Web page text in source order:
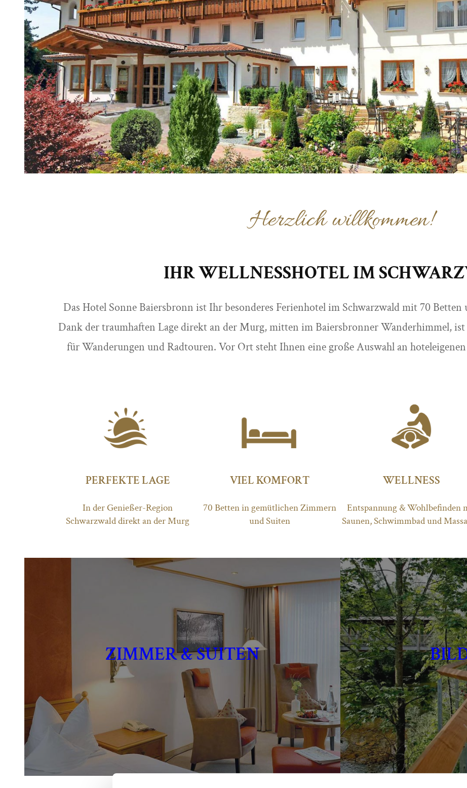
Herzlich willkommen!
IHR WELLNESSHOTEL IM
Das Hotel Sonne Baiersbronn ist Ihr besonderes Ferienhotel im Schwarzwald mit 70
Dank der traumhaften Lage direkt an der Murg, mitten im Baiersbronner Wanderhimmel, ist
für Wanderungen und Radtouren. Vor Ort steht Ihnen eine große Auswahl an
PERFEKTE LAGE
In der Genießer-Region
Schwarzwald direkt an der Murg
VIEL KOMFORT
70 Betten in gemütlichen Zimmern
und Suiten
WELLNESS
Entspannung & Wohlbefinden
Saunen, Schwimmbad und
ZIMMER & SUITEN